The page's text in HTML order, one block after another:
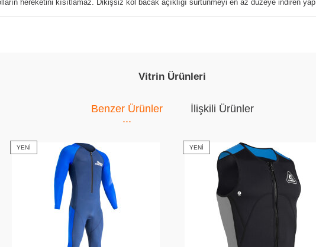
hereketini kısıtlamaz. Dikişsiz kol bacak açıklığı sürtünmeyi en az düzeye indiren
Vitrin Ürünleri
Benzer Ürünler İlişkili Ürünler
YENI YENI